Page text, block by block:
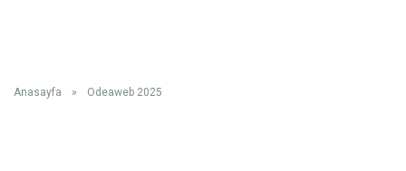
Anasayfa » Odeaweb 2025